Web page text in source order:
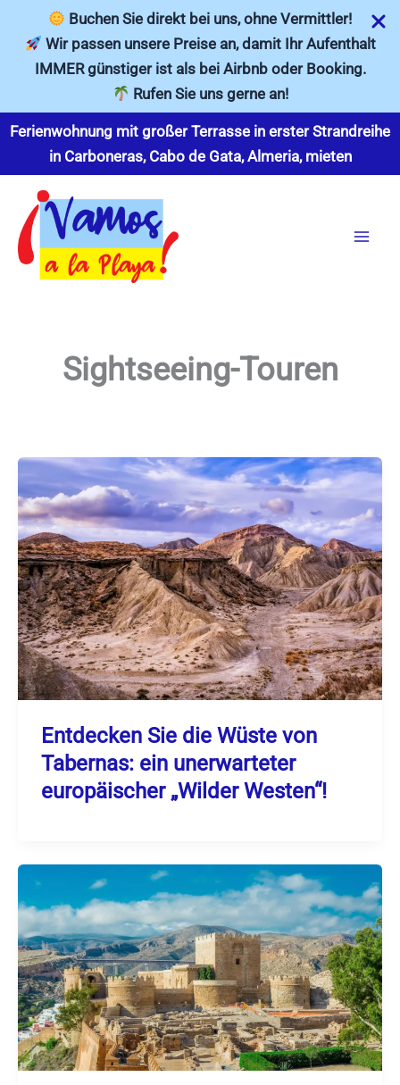
Buchen Sie direkt bei uns, ohne Vermittler!
Wir passen unsere Preise an, damit Ihr Aufenthalt
IMMER günstiger ist als bei Airbnb oder Booking.
Rufen Sie uns gerne an!
Zum
springen
Ferienwohnung mit großer Terrasse in erster Strandreihe
in Carboneras, Cabo de Gata, Almeria, mieten
Sightseeing-Touren
Entdecken Sie die Wüste von
Tabernas: ein unerwarteter
europäischer „Wilder Westen“!